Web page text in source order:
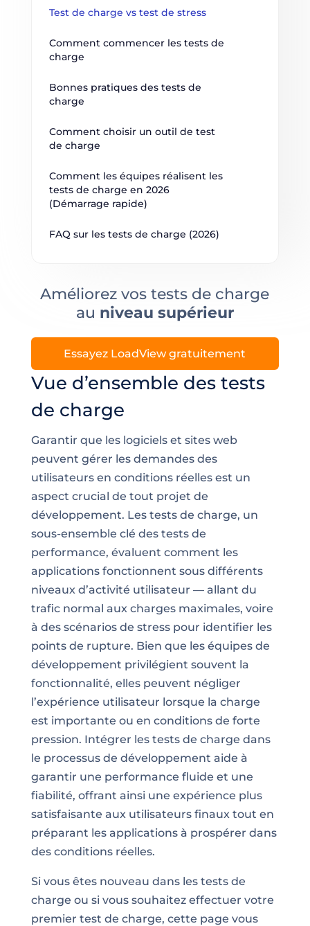
Vue d’ensemble des tests
de charge
Garantir que les logiciels et sites web
peuvent gérer les demandes des
utilisateurs en conditions réelles est un
aspect crucial de tout projet de
développement. Les tests de charge, un
sous-ensemble clé des tests de
performance, évaluent comment les
applications fonctionnent sous différents
niveaux d’activité utilisateur — allant du
trafic normal aux charges maximales, voire
à des scénarios de stress pour identifier les
points de rupture. Bien que les équipes de
développement privilégient souvent la
fonctionnalité, elles peuvent négliger
l’expérience utilisateur lorsque la charge
est importante ou en conditions de forte
pression. Intégrer les tests de charge dans
le processus de développement aide à
garantir une performance fluide et une
fiabilité, offrant ainsi une expérience plus
satisfaisante aux utilisateurs finaux tout en
préparant les applications à prospérer dans
des conditions réelles.
Si vous êtes nouveau dans les tests de
charge ou si vous souhaitez effectuer votre
premier test de charge, cette page vous
Test de charge vs test de stress
Comment commencer les tests de
charge
Bonnes pratiques des tests de
charge
Comment choisir un outil de test
de charge
Comment les équipes réalisent les
tests de charge en 2026
(Démarrage rapide)
FAQ sur les tests de charge (2026)
Améliorez vos tests de charge
au niveau supérieur
Essayez LoadView gratuitement